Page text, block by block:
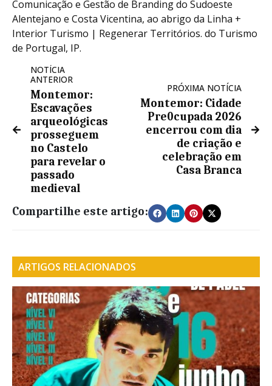
Comunicação e Gestão de Branding do Sudoeste
Alentejano e Costa Vicentina, ao abrigo da Linha +
Interior Turismo | Regenerar Territórios. do Turismo
de Portugal, IP.
NOTÍCIA
ANTERIOR
Montemor:
Escavações
arqueológicas
prosseguem
no Castelo
para revelar o
passado
medieval
PRÓXIMA NOTÍCIA
Montemor: Cidade
Pre0cupada 2026
encerrou com dia
de criação e
celebração em
Casa Branca
Compartilhe este artigo:
ARTIGOS RELACIONADOS